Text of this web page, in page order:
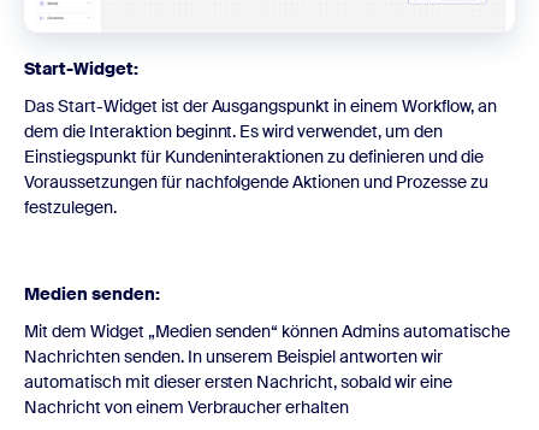
Start-Widget:
Das Start-Widget ist der Ausgangspunkt in einem Workflow, an
dem die Interaktion beginnt. Es wird verwendet, um den
Einstiegspunkt für Kundeninteraktionen zu definieren und die
Voraussetzungen für nachfolgende Aktionen und Prozesse zu
festzulegen.
Medien senden:
Mit dem Widget „Medien senden“ können Admins automatische
Nachrichten senden. In unserem Beispiel antworten wir
automatisch mit dieser ersten Nachricht, sobald wir eine
Nachricht von einem Verbraucher erhalten